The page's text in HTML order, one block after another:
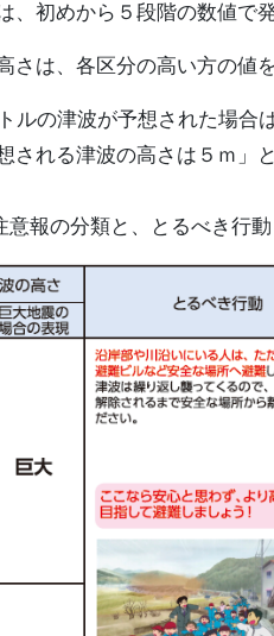
、初めから５段階の数値で
は、各区分の高い方の値を
ルの津波が予想された場合
される津波の高さは５ｍ」
意報の分類と、とるべき行動